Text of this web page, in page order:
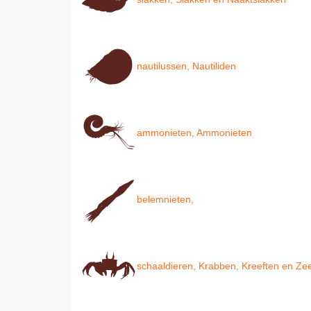
nautilussen, Nautiliden
ammonieten, Ammonieten
belemnieten,
schaaldieren, Krabben, Kreeften en